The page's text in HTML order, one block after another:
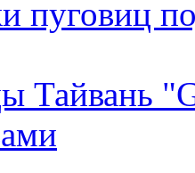
пуговиц
Тайвань